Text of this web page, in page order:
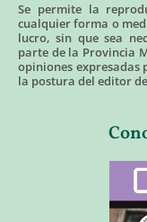
Se permite la
cualquier forma o
lucro, sin que sea
parte de la Provincia
opiniones expresadas
la postura del editor